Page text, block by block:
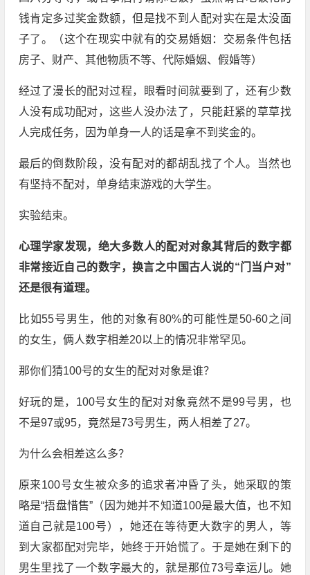
钱肯定多过奖金数额，但是找不到人配对实在是太没面
子了。（这个在现实中就有的交易婚姻：交易条件包括
房子、财产、其他物质不等、代际婚姻、假婚等）
经过了漫长的配对过程，眼看时间就要到了，还有少数
人没有成功配对，这些人没办法了，只能赶紧的草草找
人完成任务，因为单身一人的话是拿不到奖金的。
最后的倒数阶段，没有配对的都胡乱找了个人。当然也
有坚持不配对，单身结束游戏的大学生。
实验结束。
心理学家发现，绝大多数人的配对对象其背后的数字都
非常接近自己的数字，换言之中国古人说的“门当户对”
还是很有道理。
比如55号男生，他的对象有80%的可能性是50-60之间
的女生，俩人数字相差20以上的情况非常罕见。
那你们猜100号的女生的配对对象是谁？
好玩的是，100号女生的配对对象竟然不是99号男，也
不是97或95，竟然是73号男生，两人相差了27。
为什么会相差这么多？
原来100号女生被众多的追求者冲昏了头，她采取的策
略是“捂盘惜售”（因为她并不知道100是最大值，也不知
道自己就是100号），她还在等待更大数字的男人，等
到大家都配对完毕，她终于开始慌了。于是她在剩下的
男生里找了一个数字最大的，就是那位73号幸运儿。她